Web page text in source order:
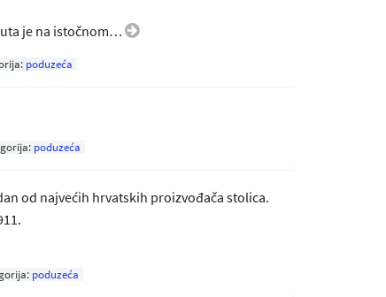
je na istočnom…
poduzeća
poduzeća
od najvećih hrvatskih proizvođača stolica.
poduzeća